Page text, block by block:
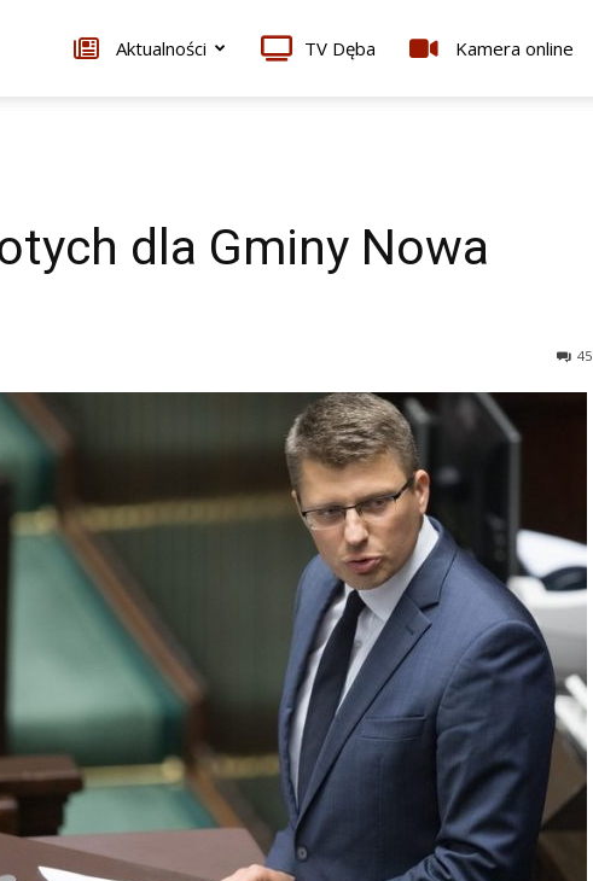
Aktualności TV Dęba Kamera online
dla Gminy Nowa
45